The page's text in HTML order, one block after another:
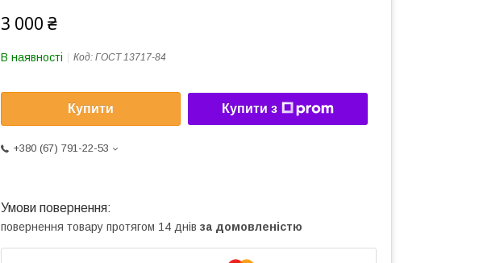
3 000 ₴
В наявності Код: ГОСТ 13717-84
Купити Купити з
+380 (67) 791-22-53
повернення товару протягом 14 днів за домовленістю